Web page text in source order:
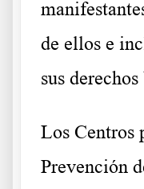
de ellos e
sus
Los Centros
Prevención